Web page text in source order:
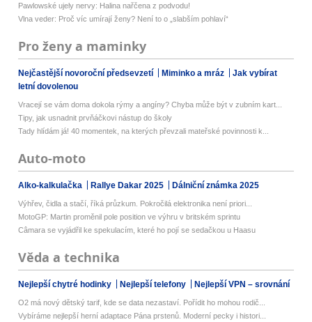
Pawlowské ujely nervy: Halina nařčena z podvodu!
Vlna veder: Proč víc umírají ženy? Není to o „slabším pohlaví“
Pro ženy a maminky
Nejčastější novoroční předsevzetí Miminko a mráz
Jak vybírat
letní dovolenou
Vracejí se vám doma dokola rýmy a angíny? Chyba může být v zubním kart...
Tipy, jak usnadnit prvňáčkovi nástup do školy
Tady hlídám já! 40 momentek, na kterých převzali mateřské povinnosti k...
Auto-moto
Alko-kalkulačka Rallye Dakar 2025 Dálniční známka 2025
Výhřev, čidla a stačí, říká průzkum. Pokročilá elektronika není priori...
MotoGP: Martin proměnil pole position ve výhru v britském sprintu
Câmara se vyjádřil ke spekulacím, které ho pojí se sedačkou u Haasu
Věda a technika
Nejlepší chytré hodinky Nejlepší telefony Nejlepší VPN – srovnání
O2 má nový dětský tarif, kde se data nezastaví. Pořídit ho mohou rodič...
Vybíráme nejlepší herní adaptace Pána prstenů. Moderní pecky i histori...